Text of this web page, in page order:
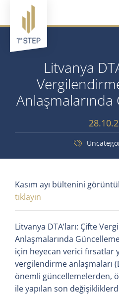
Litvanya
Kasım ayı bültenini
tıklayın
Litvanya DTA’ları: Çifte
Anlaşmalarında
için heyecan verici fırsatlar
vergilendirme anlaşmaları
önemli güncellemelerden,
ile yapılan son